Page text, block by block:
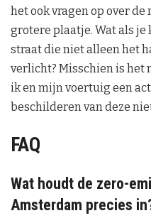
het ook vragen op over
grotere plaatje. Wat als je
straat die niet alleen het
verlicht? Misschien is het
ik en mijn voertuig een
beschilderen van deze
FAQ
Wat houdt de zero-
Amsterdam precies